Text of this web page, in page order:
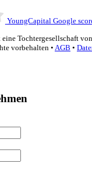
YoungCapital Google
Tochtergesellschaft
vorbehalten • AGB •